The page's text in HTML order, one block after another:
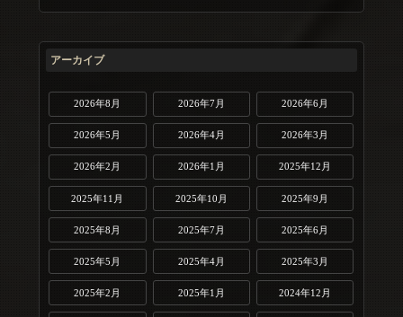
アーカイブ
2026年8月 2026年7月 2026年6月
2026年5月 2026年4月 2026年3月
2026年2月 2026年1月 2025年12月
2025年11月 2025年10月 2025年9月
2025年8月 2025年7月 2025年6月
2025年5月 2025年4月 2025年3月
2025年2月 2025年1月 2024年12月